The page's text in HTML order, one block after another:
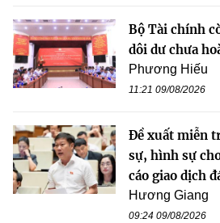
Bộ Tài chính
dôi dư chưa
Phương Hiếu
11:21 09/08/2026
Đề xuất miễn
sự, hình sự
cáo giao dịch
Hương Giang
09:24 09/08/2026